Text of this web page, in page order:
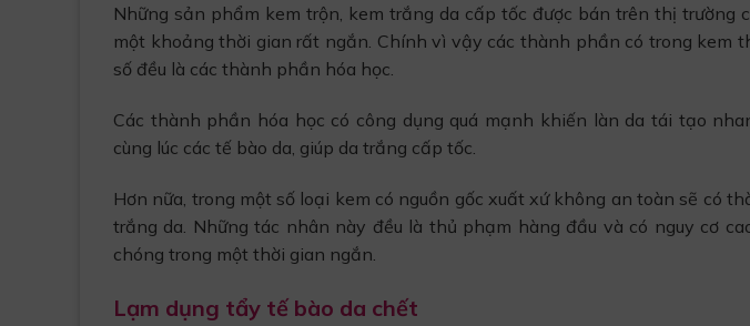
Những sản phẩm kem trộn, kem trắng da cấp tốc được bán trên thị trường
một khoảng thời gian rất ngắn. Chính vì vậy các thành phần có trong kem
số đều là các thành phần hóa học.
Các thành phần hóa học có công dụng quá mạnh khiến làn da tái tạo
cùng lúc các tế bào da, giúp da trắng cấp tốc.
Hơn nữa, trong một số loại kem có nguồn gốc xuất xứ không an toàn sẽ có
trắng da. Những tác nhân này đều là thủ phạm hàng đầu và có nguy cơ
chóng trong một thời gian ngắn.
Lạm dụng tẩy tế bào da chết